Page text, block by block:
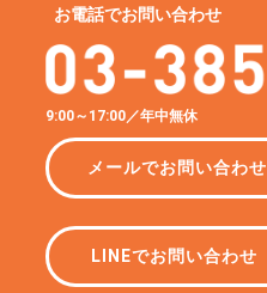
お電話でお問い合わせ
9:00～17:00／年中無休
メールでお問い合わせ
LINEでお問い合わせ